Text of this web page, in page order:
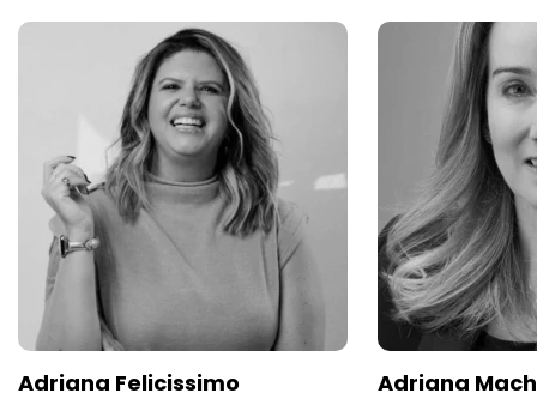
Adriana Felicissimo Adriana